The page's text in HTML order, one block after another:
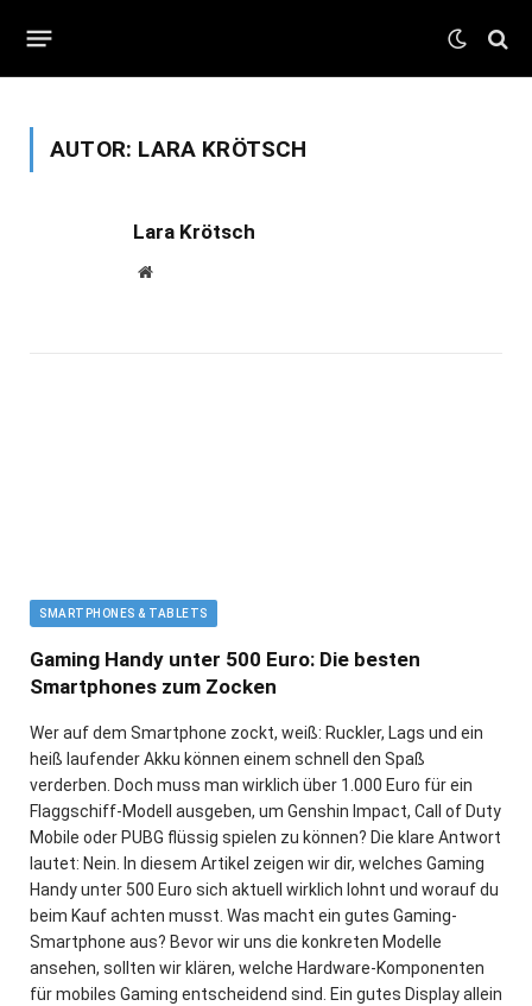
AUTOR: LARA KRÖTSCH
Lara Krötsch
Website
SMARTPHONES & TABLETS
Gaming Handy unter 500 Euro: Die besten
Smartphones zum Zocken
Wer auf dem Smartphone zockt, weiß: Ruckler, Lags und ein
heiß laufender Akku können einem schnell den Spaß
verderben. Doch muss man wirklich über 1.000 Euro für ein
Flaggschiff-Modell ausgeben, um Genshin Impact, Call of Duty
Mobile oder PUBG flüssig spielen zu können? Die klare Antwort
lautet: Nein. In diesem Artikel zeigen wir dir, welches Gaming
Handy unter 500 Euro sich aktuell wirklich lohnt und worauf du
beim Kauf achten musst. Was macht ein gutes Gaming-
Smartphone aus? Bevor wir uns die konkreten Modelle
ansehen, sollten wir klären, welche Hardware-Komponenten
für mobiles Gaming entscheidend sind. Ein gutes Display allein